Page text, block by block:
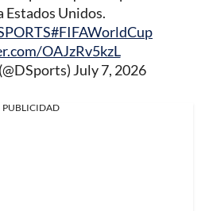
Estados Unidos.
#FIFAWorldCup
OAJzRv5kzL
July 7, 2026
PUBLICIDAD